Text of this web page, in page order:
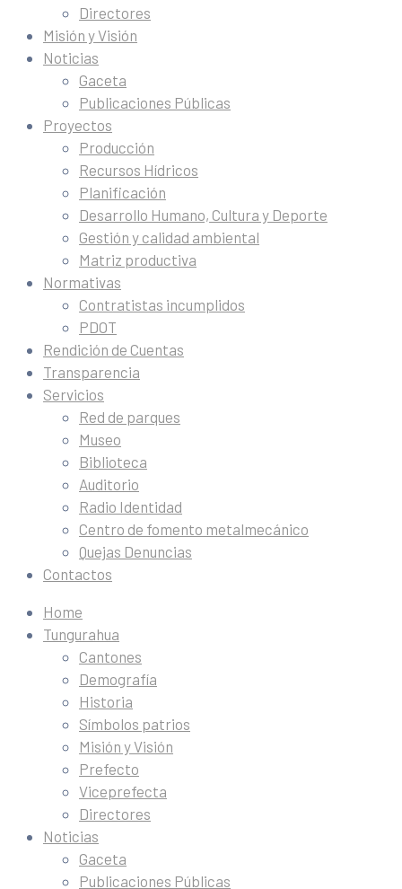
Directores
Misión y Visión
Noticias
Gaceta
Publicaciones Públicas
Proyectos
Producción
Recursos Hídricos
Planificación
Desarrollo Humano, Cultura y Deporte
Gestión y calidad ambiental
Matriz productiva
Normativas
Contratistas incumplidos
PDOT
Rendición de Cuentas
Transparencia
Servicios
Red de parques
Museo
Biblioteca
Auditorio
Radio Identidad
Centro de fomento metalmecánico
Quejas Denuncias
Contactos
Home
Tungurahua
Cantones
Demografía
Historia
Símbolos patrios
Misión y Visión
Prefecto
Viceprefecta
Directores
Noticias
Gaceta
Publicaciones Públicas